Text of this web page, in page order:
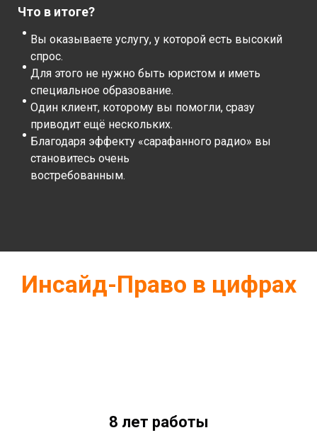
Что в итоге?
Вы оказываете услугу, у которой есть высокий
спрос.
Для этого не нужно быть юристом и иметь
специальное образование.
Один клиент, которому вы помогли, сразу
приводит ещё нескольких.
Благодаря эффекту «сарафанного радио» вы
становитесь очень
востребованным.
Инсайд-Право в цифрах
8 лет работы